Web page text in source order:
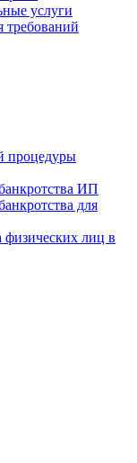
услуги
требований
процедуры
ИП
для
физических лиц в